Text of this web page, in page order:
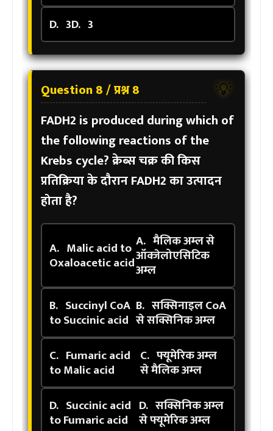
D. 3D. 3
💡
Question 8 / प्रश्न 8
FADH2 is produced during which of
the following reactions of the
Krebs cycle?क्रेब्स चक्र की किस
प्रतिक्रिया के दौरान FADH2 का उत्पादन
होता है?
A. Malic acid to
Oxaloacetic acid
A. मैलिक अम्ल से
ऑक्जेलोएसिटिक
अम्ल
B. Succinyl CoA
to Succinic acid
B.सक्सिनाइल CoA
से सक्सिनिक अम्ल
C. Fumaric acid
to Malic acid
C. फ्यूमेरिक अम्ल
से मैलिक अम्ल
D. Succinic acid
to Fumaric acid
D. सक्सिनिक अम्ल
से फ्यूमेरिक अम्ल